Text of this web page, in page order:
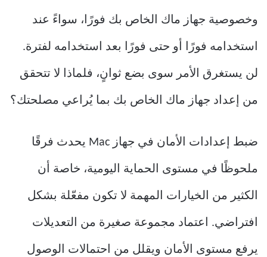
وخصوصية جهاز ماك الخاص بك فورًا، سواءً عند
استخدامه فورًا أو حتى فورًا بعد استخدامه لفترة.
لن يستغرق الأمر سوى بضع ثوانٍ، فلماذا لا تتحقق
من إعداد جهاز ماك الخاص بك بما يُراعي مصلحتك؟
ضبط إعدادات الأمان في جهاز Mac يحدث فرقًا
ملحوظًا في مستوى الحماية اليومية، خاصة أن
الكثير من الخيارات المهمة لا تكون مفعّلة بشكل
افتراضي. اعتماد مجموعة صغيرة من التعديلات
يرفع مستوى الأمان ويقلل من احتمالات الوصول